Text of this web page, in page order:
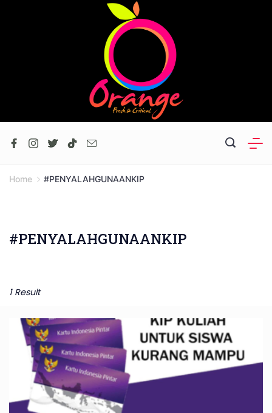
Home #PENYALAHGUNAANKIP
#PENYALAHGUNAANKIP
1 Result
Penyalahgunaan